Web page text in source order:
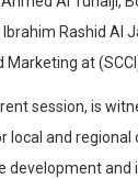
Ibrahim Rashid Al
Marketing at
session, is
and regional
development and